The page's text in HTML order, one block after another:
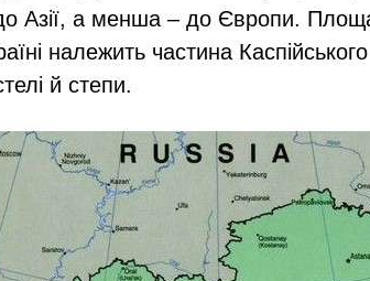
Азії, а менша – до Європи.
належить частина
й степи.